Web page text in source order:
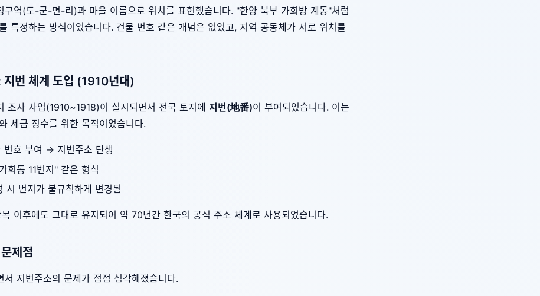
구역(도-군-면-리)과 마을 이름으로 위치를 표현했습니다. "한양 북부 가회방 계동"처럼
특정하는 방식이었습니다. 건물 번호 같은 개념은 없었고, 지역 공동체가 서로 위치를
지번 체계 도입 (1910년대)
조사 사업(1910~1918)이 실시되면서 전국 토지에 지번(地番)이 부여되었습니다. 이는
세금 징수를 위한 목적이었습니다.
번호 부여 → 지번주소 탄생
회동 11번지" 같은 형식
시 번지가 불규칙하게 변경됨
이후에도 그대로 유지되어 약 70년간 한국의 공식 주소 체계로 사용되었습니다.
제점
서 지번주소의 문제가 점점 심각해졌습니다.